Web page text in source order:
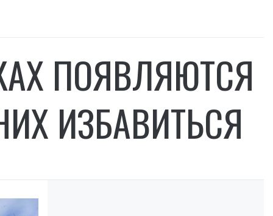
ПОЯВЛЯЮТСЯ
ИЗБАВИТЬСЯ